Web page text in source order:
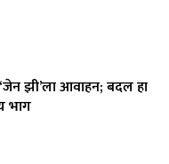
झी’ला आवाहन; बदल हा
भाग